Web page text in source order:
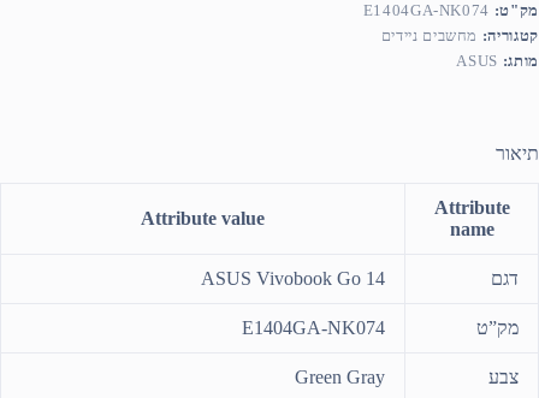
מק"ט: E1404GA-NK074
קטגוריה: מחשבים ניידים
מותג: ASUS
תיאור
Attribute
name
Attribute value
דגם ASUS Vivobook Go 14
מק”ט E1404GA-NK074
צבע Green Gray